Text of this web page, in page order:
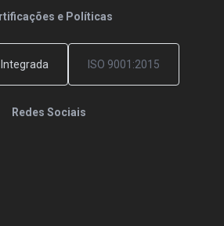
e Políticas
ISO 9001:2015
Redes Sociais